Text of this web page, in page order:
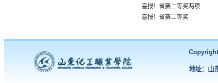
· 喜报！省赛二等奖两项
· 喜报！省赛二等奖
Copyright
地址：山